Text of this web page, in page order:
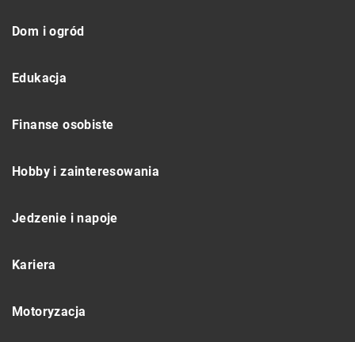
Dom i ogród
Edukacja
Finanse osobiste
Hobby i zainteresowania
Jedzenie i napoje
Kariera
Motoryzacja